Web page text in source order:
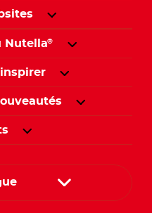
Nutella®
inspirer